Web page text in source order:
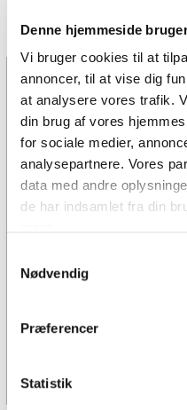
Denne hjemmeside
Vi bruger cookies til at
annoncer, til at vise dig
at analysere vores trafik.
din brug af vores
for sociale medier,
analysepartnere. Vores
data med andre
de har indsamlet fra din
Nødvendig
Præferencer
Statistik
”inatsisit
Inu:it-mi
inu:cloud –
illersuineq